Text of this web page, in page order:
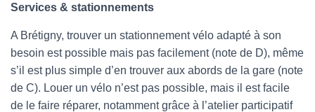
Services & stationnements
A Brétigny, trouver un stationnement vélo adapté à son
besoin est possible mais pas facilement (note de D), même
s’il est plus simple d’en trouver aux abords de la gare (note
de C). Louer un vélo n’est pas possible, mais il est facile
de le faire réparer, notamment grâce à l’atelier participatif